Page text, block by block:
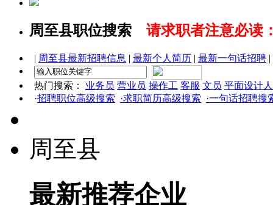
周至县职位搜索 请求职者注意必读
| 周至县最新招聘信息 | 最新个人简历 | 最新一句话招聘 |
热门搜索： 业务员 营业员 操作工 客服 文员 平面设计
·招聘职位高级搜索 ·求职简历高级搜索 ·一句话招聘搜
周至县
最新推荐企业